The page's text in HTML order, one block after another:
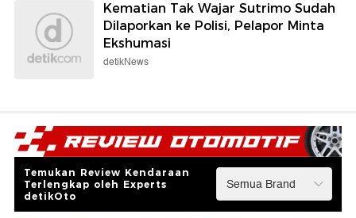
Kematian Tak Wajar Sutrimo Sudah
Dilaporkan ke Polisi, Pelapor Minta
Ekshumasi
detikNews
Temukan Review Kendaraan
Terlengkap oleh Experts
detikOto